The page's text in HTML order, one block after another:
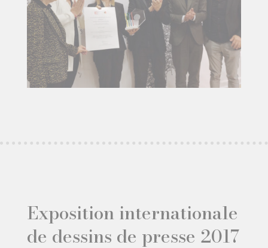
Exposition internationale
de dessins de presse 2017